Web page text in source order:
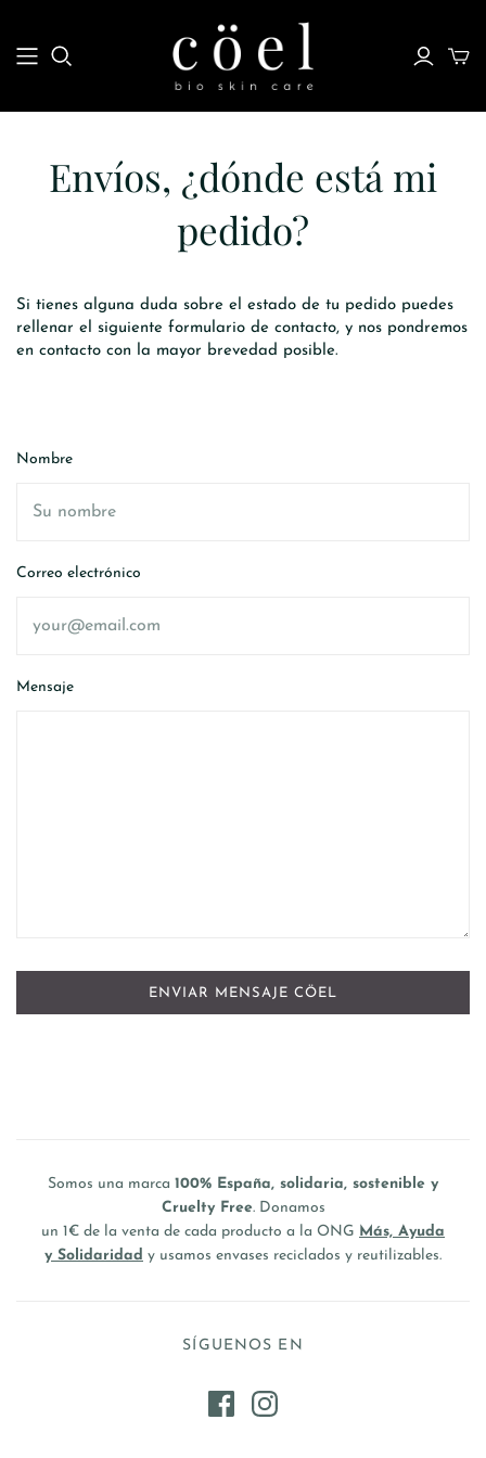
Envíos, ¿dónde está mi
pedido?
Si tienes alguna duda sobre el estado de tu pedido puedes
rellenar el siguiente formulario de contacto, y nos pondremos
en contacto con la mayor brevedad posible.
Nombre
Correo electrónico
Mensaje
Somos una marca 100% España, solidaria, sostenible y
Cruelty Free. Donamos
un 1€ de la venta de cada producto a la ONG Más, Ayuda
y Solidaridad y usamos envases reciclados y reutilizables.
SÍGUENOS EN